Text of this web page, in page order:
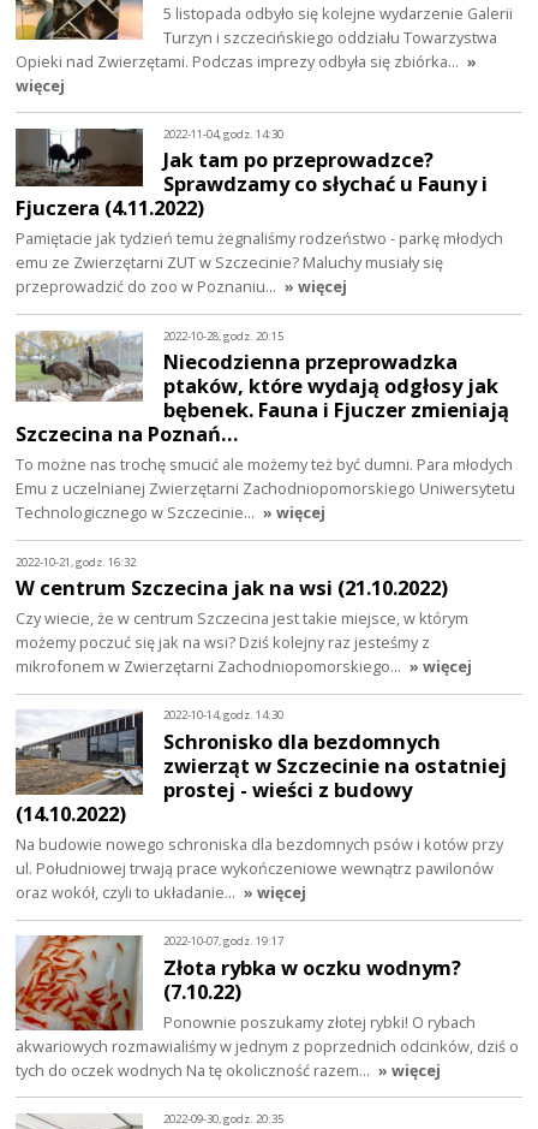
5 listopada odbyło się kolejne wydarzenie Galerii
Turzyn i szczecińskiego oddziału Towarzystwa
Opieki nad Zwierzętami. Podczas imprezy odbyła się zbiórka… »
więcej
2022-11-04, godz. 14:30
Jak tam po przeprowadzce?
Sprawdzamy co słychać u Fauny i
Fjuczera (4.11.2022)
Pamiętacie jak tydzień temu żegnaliśmy rodzeństwo - parkę młodych
emu ze Zwierzętarni ZUT w Szczecinie? Maluchy musiały się
przeprowadzić do zoo w Poznaniu… » więcej
2022-10-28, godz. 20:15
Niecodzienna przeprowadzka
ptaków, które wydają odgłosy jak
bębenek. Fauna i Fjuczer zmieniają
Szczecina na Poznań…
To możne nas trochę smucić ale możemy też być dumni. Para młodych
Emu z uczelnianej Zwierzętarni Zachodniopomorskiego Uniwersytetu
Technologicznego w Szczecinie… » więcej
2022-10-21, godz. 16:32
W centrum Szczecina jak na wsi (21.10.2022)
Czy wiecie, że w centrum Szczecina jest takie miejsce, w którym
możemy poczuć się jak na wsi? Dziś kolejny raz jesteśmy z
mikrofonem w Zwierzętarni Zachodniopomorskiego… » więcej
2022-10-14, godz. 14:30
Schronisko dla bezdomnych
zwierząt w Szczecinie na ostatniej
prostej - wieści z budowy
(14.10.2022)
Na budowie nowego schroniska dla bezdomnych psów i kotów przy
ul. Południowej trwają prace wykończeniowe wewnątrz pawilonów
oraz wokół, czyli to układanie… » więcej
2022-10-07, godz. 19:17
Złota rybka w oczku wodnym?
(7.10.22)
Ponownie poszukamy złotej rybki! O rybach
akwariowych rozmawialiśmy w jednym z poprzednich odcinków, dziś o
tych do oczek wodnych Na tę okoliczność razem… » więcej
2022-09-30, godz. 20:35